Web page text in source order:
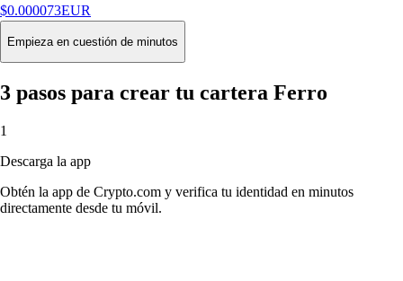
$0.000073EUR
+1.19%24H
Buy
Empieza en cuestión de minutos
3 pasos para crear tu cartera Ferro
1
Descarga la app
Obtén la app de Crypto.com y verifica tu identidad en minutos
directamente desde tu móvil.